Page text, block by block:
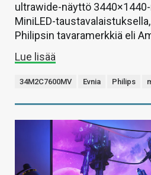
ultrawide-näyttö
MiniLED-
Philipsin tavaramerkkiä eli
Lue lisää
34M2C7600MV Evnia Philips